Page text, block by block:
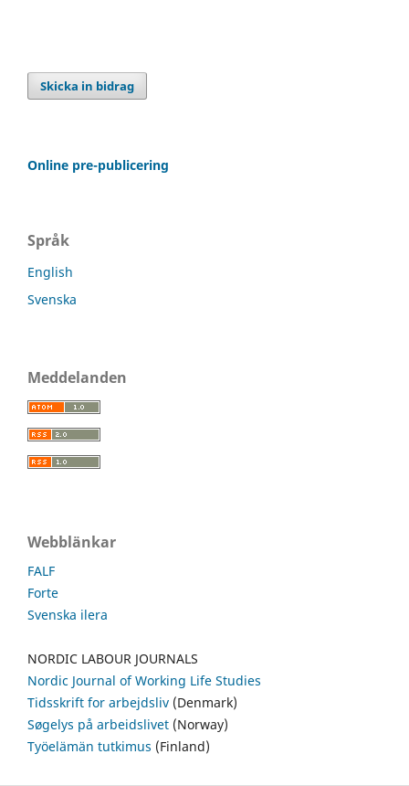
Skicka in bidrag
Online pre-publicering
Språk
English
Svenska
Meddelanden
Webblänkar
FALF
Forte
Svenska ilera
NORDIC LABOUR JOURNALS
Nordic Journal of Working Life Studies
Tidsskrift for arbejdsliv (Denmark)
Søgelys på arbeidslivet (Norway)
Työelämän tutkimus (Finland)